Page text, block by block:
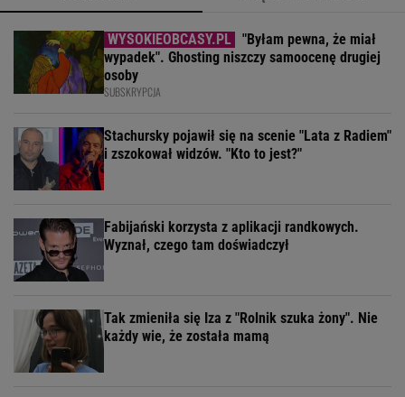
"Byłam pewna, że miał
wypadek". Ghosting niszczy samoocenę drugiej
osoby
SUBSKRYPCJA
Stachursky pojawił się na scenie "Lata z Radiem"
i zszokował widzów. "Kto to jest?"
Fabijański korzysta z aplikacji randkowych.
Wyznał, czego tam doświadczył
Tak zmieniła się Iza z "Rolnik szuka żony". Nie
każdy wie, że została mamą